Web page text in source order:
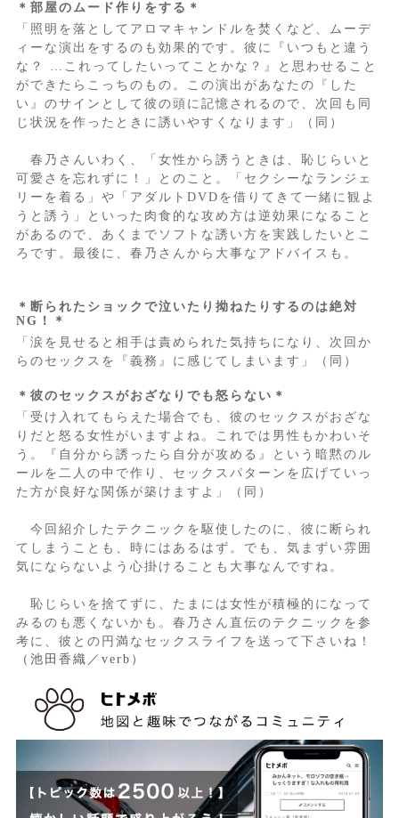
＊部屋のムード作りをする＊
「照明を落としてアロマキャンドルを焚くなど、ムーデ
ィーな演出をするのも効果的です。彼に『いつもと違う
な？ …これってしたいってことかな？』と思わせること
ができたらこっちのもの。この演出があなたの『した
い』のサインとして彼の頭に記憶されるので、次回も同
じ状況を作ったときに誘いやすくなります」（同）
春乃さんいわく、「女性から誘うときは、恥じらいと
可愛さを忘れずに！」とのこと。「セクシーなランジェ
リーを着る」や「アダルトDVDを借りてきて一緒に観よ
うと誘う」といった肉食的な攻め方は逆効果になること
があるので、あくまでソフトな誘い方を実践したいとこ
ろです。最後に、春乃さんから大事なアドバイスも。
＊断られたショックで泣いたり拗ねたりするのは絶対
NG！＊
「涙を見せると相手は責められた気持ちになり、次回か
らのセックスを『義務』に感じてしまいます」（同）
＊彼のセックスがおざなりでも怒らない＊
「受け入れてもらえた場合でも、彼のセックスがおざな
りだと怒る女性がいますよね。これでは男性もかわいそ
う。『自分から誘ったら自分が攻める』という暗黙のル
ールを二人の中で作り、セックスパターンを広げていっ
た方が良好な関係が築けますよ」（同）
今回紹介したテクニックを駆使したのに、彼に断られ
てしまうことも、時にはあるはず。でも、気まずい雰囲
気にならないよう心掛けることも大事なんですね。
恥じらいを捨てずに、たまには女性が積極的になって
みるのも悪くないかも。春乃さん直伝のテクニックを参
考に、彼との円満なセックスライフを送って下さいね！
（池田香織／verb）